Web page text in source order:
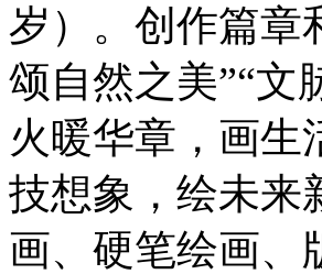
岁）。创作篇章
颂自然之美”“文
火暖华章，画生
技想象，绘未来
画、硬笔绘画、